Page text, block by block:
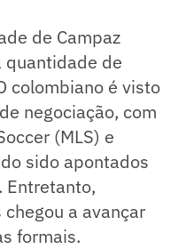
de Campaz
quantidade de
colombiano é visto
negociação, com
(MLS) e
sido apontados
Entretanto,
a avançar
formais.